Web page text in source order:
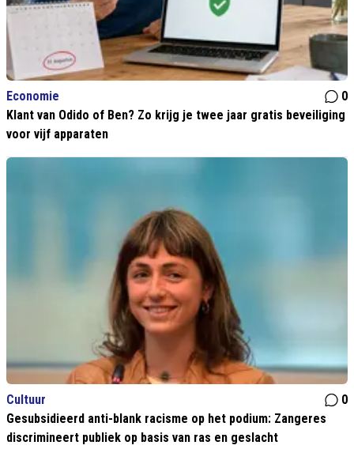
Economie
0
Klant van Odido of Ben? Zo krijg je twee jaar gratis beveiliging
voor vijf apparaten
Cultuur
0
Gesubsidieerd anti-blank racisme op het podium: Zangeres
discrimineert publiek op basis van ras en geslacht